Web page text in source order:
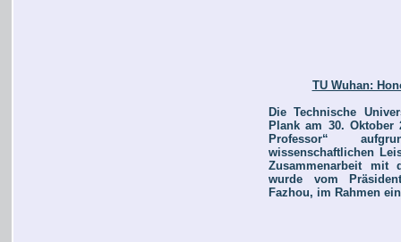
TU Wuhan:
Die Technische
Plank am 30. Oktober
Professor“
wissenschaftlichen
Zusammenarbeit mit
wurde vom
Fazhou, im Rahmen